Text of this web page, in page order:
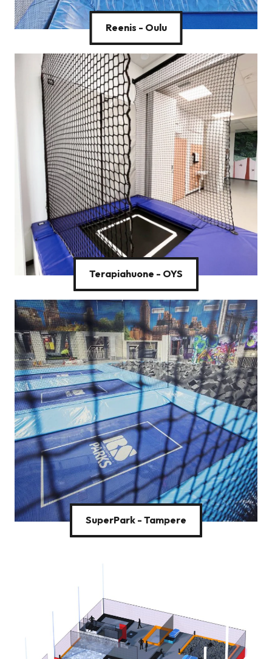
Reenis - Oulu
Terapiahuone - OYS
SuperPark - Tampere